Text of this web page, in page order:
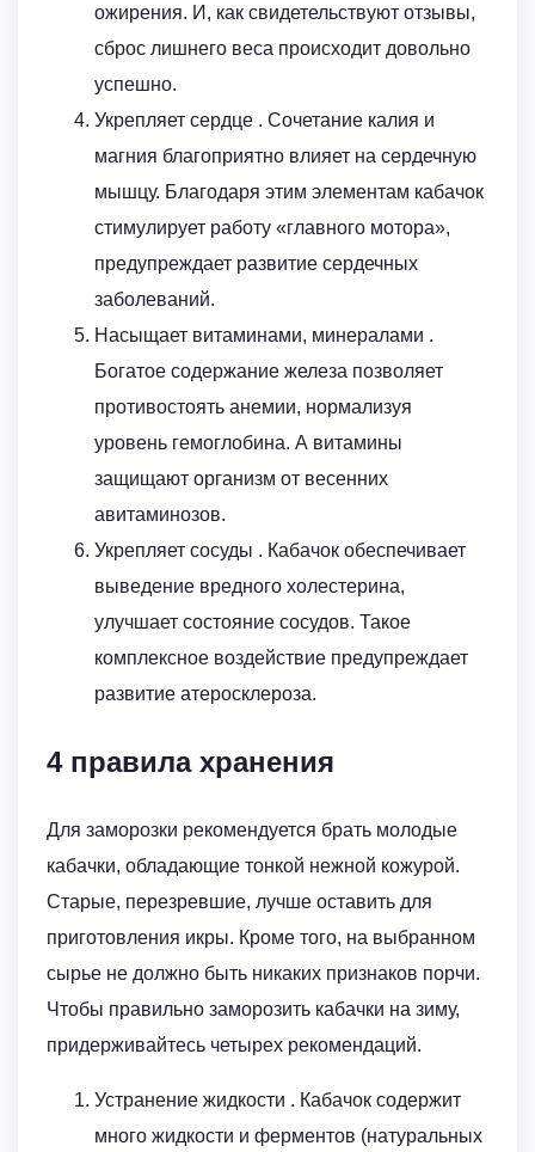
ожирения. И, как свидетельствуют отзывы,
сброс лишнего веса происходит довольно
успешно.
Укрепляет сердце . Сочетание калия и
магния благоприятно влияет на сердечную
мышцу. Благодаря этим элементам кабачок
стимулирует работу «главного мотора»,
предупреждает развитие сердечных
заболеваний.
Насыщает витаминами, минералами .
Богатое содержание железа позволяет
противостоять анемии, нормализуя
уровень гемоглобина. А витамины
защищают организм от весенних
авитаминозов.
Укрепляет сосуды . Кабачок обеспечивает
выведение вредного холестерина,
улучшает состояние сосудов. Такое
комплексное воздействие предупреждает
развитие атеросклероза.
4 правила хранения
Для заморозки рекомендуется брать молодые
кабачки, обладающие тонкой нежной кожурой.
Старые, перезревшие, лучше оставить для
приготовления икры. Кроме того, на выбранном
сырье не должно быть никаких признаков порчи.
Чтобы правильно заморозить кабачки на зиму,
придерживайтесь четырех рекомендаций.
Устранение жидкости . Кабачок содержит
много жидкости и ферментов (натуральных